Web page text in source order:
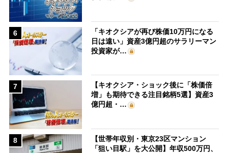
6
「キオクシアが再び株価10万円になる
日は遠い」資産3億円超のサラリーマン
投資家が…
7
【キオクシア・ショック後に「株価倍
増」も期待できる注目銘柄5選】資産3
億円超・…
8
【世帯年収別・東京23区マンション
「狙い目駅」を大公開】年収500万円、